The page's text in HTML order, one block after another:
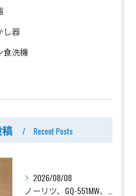
し器
食洗機
Recent Posts
2026/08/08